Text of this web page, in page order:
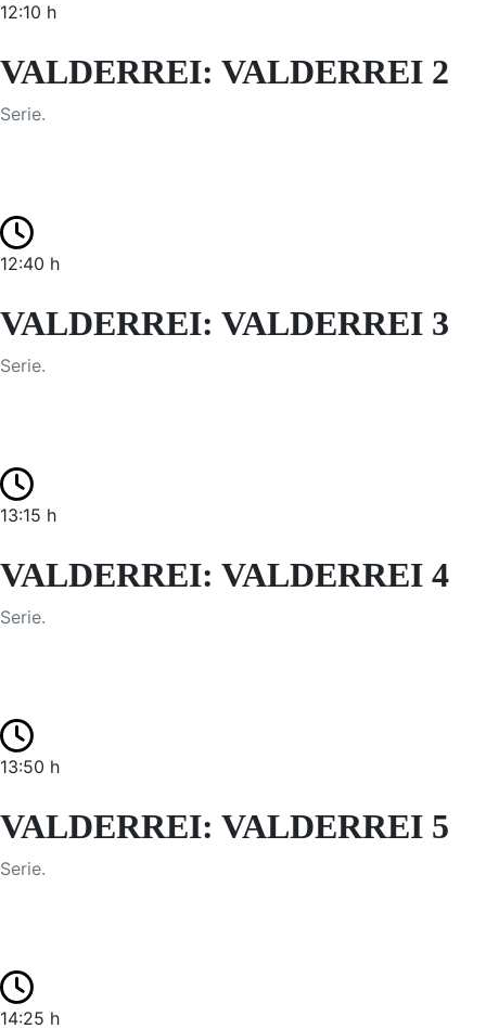
12:10 h
VALDERREI: VALDERREI 2
Serie.
12:40 h
VALDERREI: VALDERREI 3
Serie.
13:15 h
VALDERREI: VALDERREI 4
Serie.
13:50 h
VALDERREI: VALDERREI 5
Serie.
14:25 h